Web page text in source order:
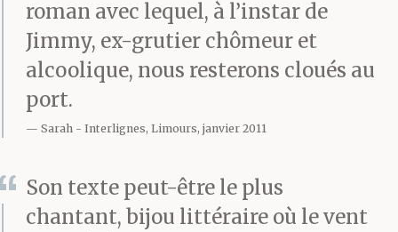
plaques métalliques sur
le chantier en cours.
Mais un jour ses mains
se mirent à trembler et
les manettes à se
dérober sous elles. Il fut
roman avec lequel, à l’instar de
Jimmy, ex-grutier chômeur et
alcoolique, nous resterons cloués au
port.
Sarah Interlignes, Limours, janvier 2011
Son texte peut-être le plus
chantant, bijou littéraire où le vent